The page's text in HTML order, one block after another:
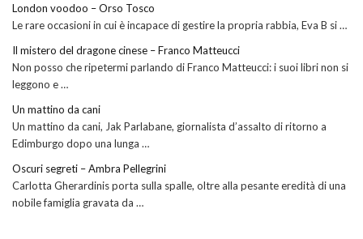
London voodoo – Orso Tosco
Le rare occasioni in cui è incapace di gestire la propria rabbia, Eva B si …
Il mistero del dragone cinese – Franco Matteucci
Non posso che ripetermi parlando di Franco Matteucci: i suoi libri non si
leggono e …
Un mattino da cani
Un mattino da cani, Jak Parlabane, giornalista d’assalto di ritorno a
Edimburgo dopo una lunga …
Oscuri segreti – Ambra Pellegrini
Carlotta Gherardinis porta sulla spalle, oltre alla pesante eredità di una
nobile famiglia gravata da …